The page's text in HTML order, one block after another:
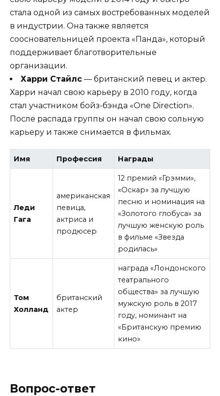
стала одной из самых востребованных моделей
в индустрии. Она также является
соосновательницей проекта «Панда», который
поддерживает благотворительные
организации.
Харри Стайлс — британский певец и актер.
Харри начал свою карьеру в 2010 году, когда
стал участником бойз-бэнда «One Direction».
После распада группы он начал свою сольную
карьеру и также снимается в фильмах.
Имя Профессия Награды
Леди
Гага
американская
певица,
актриса и
продюсер
12 премий «Грэмми»,
«Оскар» за лучшую
песню и номинация на
«Золотого глобуса» за
лучшую женскую роль
в фильме «Звезда
родилась»
Том
Холланд
британский
актер
награда «Лондонского
театрального
общества» за лучшую
мужскую роль в 2017
году, номинант на
«Британскую премию
кино»
Вопрос-ответ